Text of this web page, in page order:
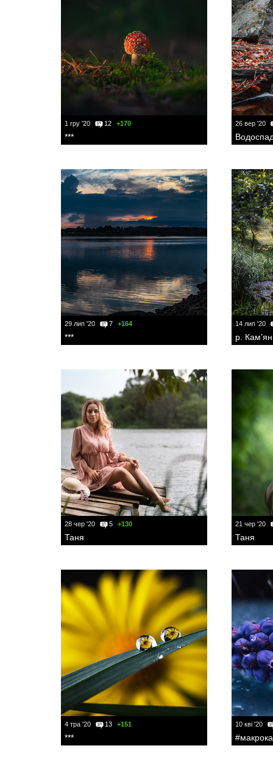
1 гру '20 12 +170
***
26 вер '20
29 лип '20 7 +164
***
14 лип '20
р.
28 чер '20 5 +130
Таня
21 чер '20
Таня
4 тра '20 13 +151
***
10 кві '20